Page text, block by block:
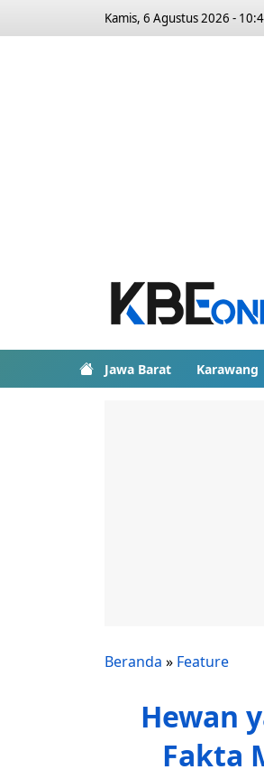
Kamis, 6 Agustus 2026 -
Jawa Barat Karawang
Beranda » Feature
Hewan
Fakta